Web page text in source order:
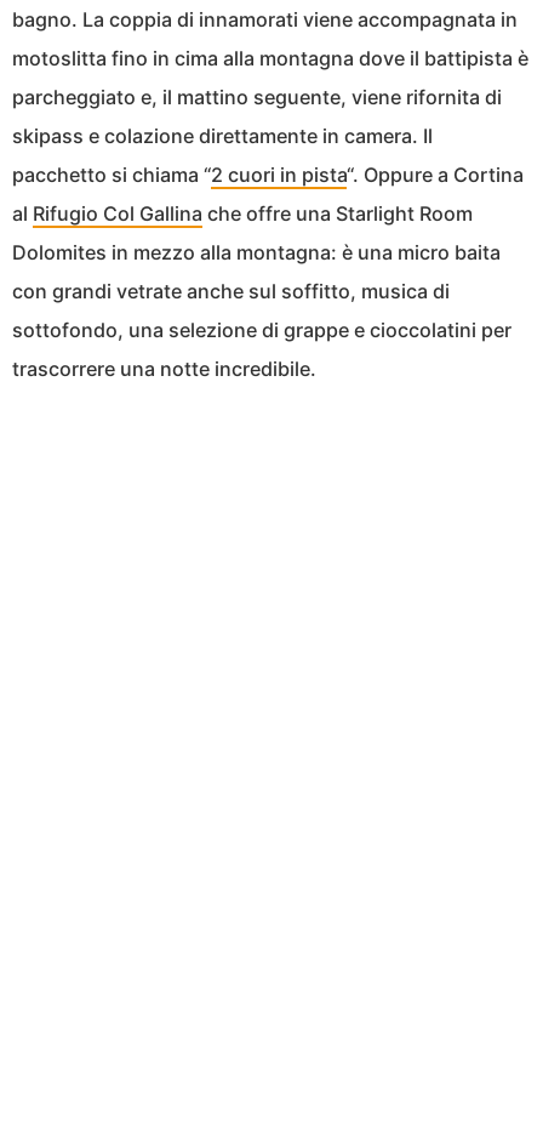
bagno. La coppia di innamorati viene accompagnata in
motoslitta fino in cima alla montagna dove il battipista è
parcheggiato e, il mattino seguente, viene rifornita di
skipass e colazione direttamente in camera. Il
pacchetto si chiama “2 cuori in pista“. Oppure a Cortina
al Rifugio Col Gallina che offre una Starlight Room
Dolomites in mezzo alla montagna: è una micro baita
con grandi vetrate anche sul soffitto, musica di
sottofondo, una selezione di grappe e cioccolatini per
trascorrere una notte incredibile.